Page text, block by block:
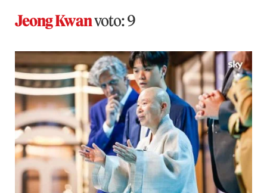
Jeong Kwanvoto: 9